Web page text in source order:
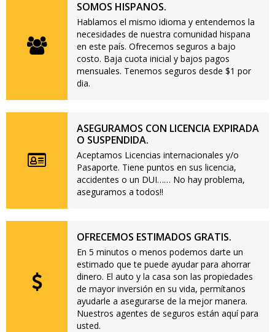
SOMOS HISPANOS.
Hablamos el mismo idioma y entendemos la
necesidades de nuestra comunidad hispana
en este país. Ofrecemos seguros a bajo
costo. Baja cuota inicial y bajos pagos
mensuales. Tenemos seguros desde $1 por
dia.
ASEGURAMOS CON LICENCIA EXPIRADA
O SUSPENDIDA.
Aceptamos Licencias internacionales y/o
Pasaporte. Tiene puntos en sus licencia,
accidentes o un DUI…… No hay problema,
aseguramos a todos!!
OFRECEMOS ESTIMADOS GRATIS.
En 5 minutos o menos podemos darte un
estimado que te puede ayudar para ahorrar
dinero. El auto y la casa son las propiedades
de mayor inversión en su vida, permítanos
ayudarle a asegurarse de la mejor manera.
Nuestros agentes de seguros están aquí para
usted.